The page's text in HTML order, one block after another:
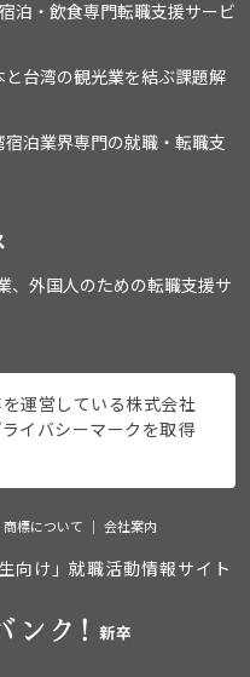
泊・飲食専門転職支援サービ
台湾の観光業を結ぶ課題解
泊業界専門の就職・転職支
、外国人のための転職支援サ
運営している株式会社
イバシーマークを取得
商標について 会社案内
向け」就職活動情報サイト